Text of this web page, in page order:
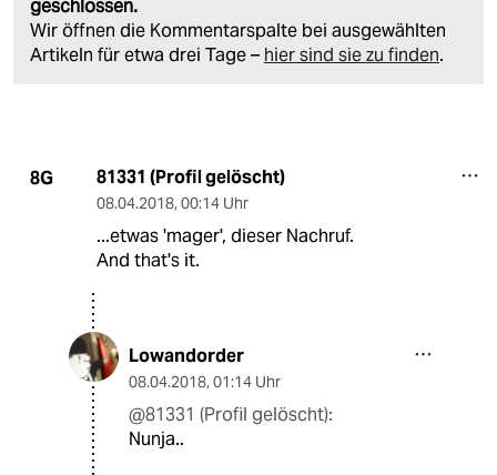
geschlossen.
Wir öffnen die Kommentarspalte bei ausgewählten
Artikeln für etwa drei Tage – hier sind sie zu finden.
8G 81331 (Profil gelöscht)
08.04.2018, 00:14 Uhr
...etwas 'mager', dieser Nachruf.
And that's it.
Lowandorder
08.04.2018, 01:14 Uhr
@81331 (Profil gelöscht):
Nunja..